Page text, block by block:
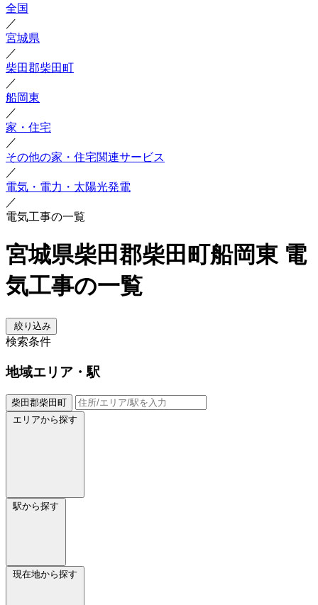
全国
／
宮城県
／
柴田郡柴田町
／
船岡東
／
家・住宅
／
その他の家・住宅関連サービス
／
電気・電力・太陽光発電
／
電気工事の一覧
宮城県柴田郡柴田町船岡東 電
気工事の一覧
絞り込み
検索条件
地域エリア・駅
柴田郡柴田町
エリアから探す
駅から探す
現在地から探す